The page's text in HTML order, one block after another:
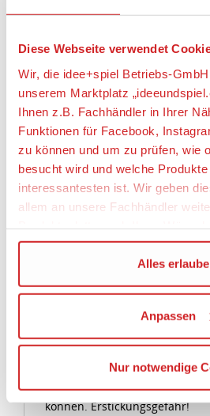
Diese Webseite verwendet
Wir, die idee+spiel Betriebs-
unserem Marktplatz
Ihnen z.B. Fachhändler in Ihrer
Funktionen für Facebook,
zu können und um zu prüfen, wie
besucht wird und welche
interessantesten ist. Wir geben
allem an unsere Fachhändler
Wir verwenden den Google Tag
Dienste einzubinden.
Wenn Sie auf „Alles erlauben“,
Ihrer personenbezogener Daten
Die USA ist ein Drittland, dass
Alles
Anpassen
Nur notwendige
Sandspielzeug, 1 Sandburg, 1
Flasche, 1 Safttüte, 1 Tube
Artikeleigenschaften:
Geeignetes Alter
Ab 3 Jahre
Angaben zur Produktsicherheit:
Hersteller:
geobra Brandstätter Stiftung &
Deutschland, https://
service@playmobil.de
Warnhinweise
Achtung! Nicht für
geeignet, da Kleinteile
können. Erstickungsgefahr!